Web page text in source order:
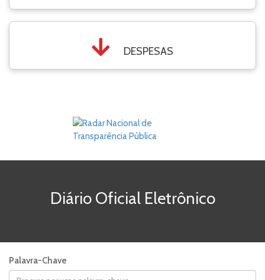
DESPESAS
Diário Oficial Eletrônico
Palavra-Chave